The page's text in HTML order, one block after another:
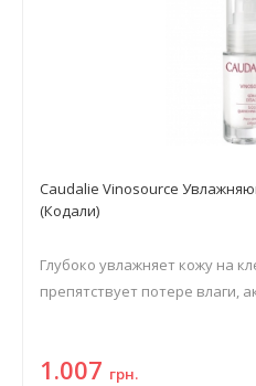
Caudalie Vinosource
(Кодали)
Глубоко увлажняет кожу на
препятствует потере влаги,
1.007 грн.